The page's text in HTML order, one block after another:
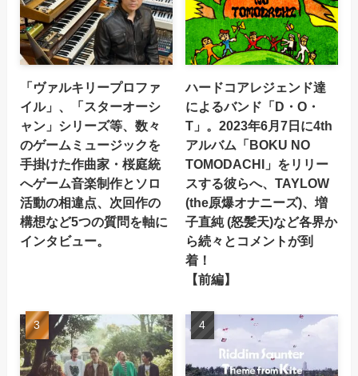
「ヴァルキリープロファ
イル」、「スターオーシ
ャン」シリーズ等、数々
のゲームミュージックを
手掛けた作曲家・桜庭統
へゲーム音楽制作とソロ
活動の相違点、次回作の
構想など5つの質問を軸に
インタビュー。
ハードコアレジェンド達
によるバンド「D・O・
T」。2023年6月7日に4th
アルバム「BOKU NO
TOMODACHI」をリリー
スする彼らへ、TAYLOW
(the原爆オナニーズ)、増
子直純 (怒髪天)など各界か
ら続々とコメントが到
着！
【前編】